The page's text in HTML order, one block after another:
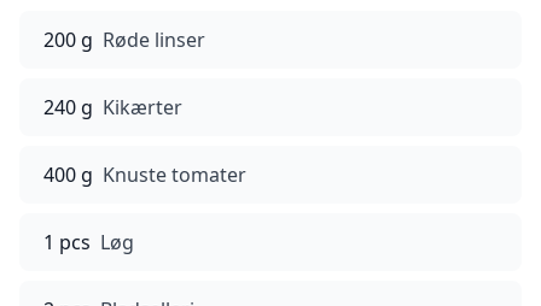
200 g Røde linser
240 g Kikærter
400 g Knuste tomater
1 pcs Løg